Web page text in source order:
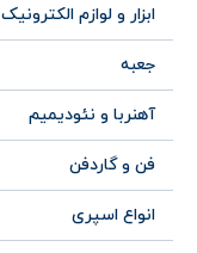
ابزار و لوازم الکترونیک
جعبه
آهنربا و نئودیمیم
فن و گاردفن
انواع اسپری